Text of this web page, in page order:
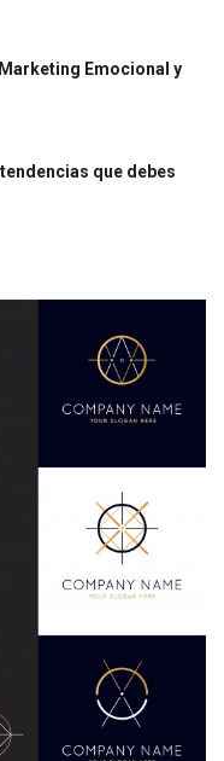
Emocional y
que debes